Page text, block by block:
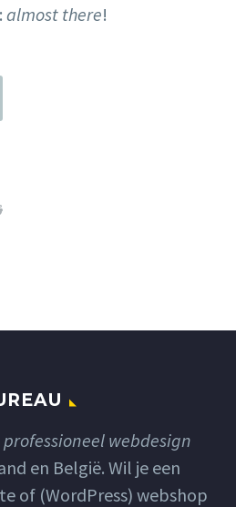
almost there!
professioneel webdesign
en België. Wil je een
of (WordPress) webshop